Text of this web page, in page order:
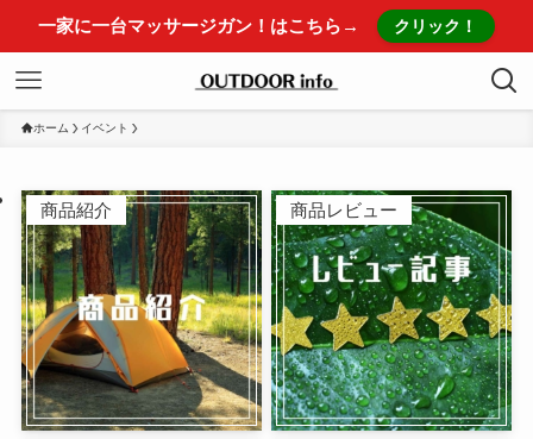
一家に一台マッサージガン！はこちら→ クリック！
ホーム イベント
商品紹介 商品レビュー